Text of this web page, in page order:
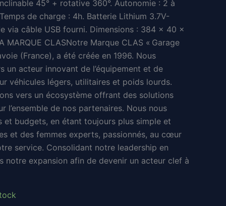
est :
28,91 €.
45° + rotative 360°. Autonomie : 2 à
de charge : 4h. Batterie Lithium 3.7V-
via câble USB fourni. Dimensions : 384 x 40 x
MARQUE CLASNotre Marque CLAS « Garage
(France), a été créée en 1996. Nous
un acteur innovant de l’équipement et de
véhicules légers, utilitaires et poids lourds.
vers un écosystème offrant des solutions
l’ensemble de nos partenaires. Nous nous
et budgets, en étant toujours plus simple et
et des femmes experts, passionnés, au cœur
service. Consolidant notre leadership en
notre expansion afin de devenir un acteur clef à